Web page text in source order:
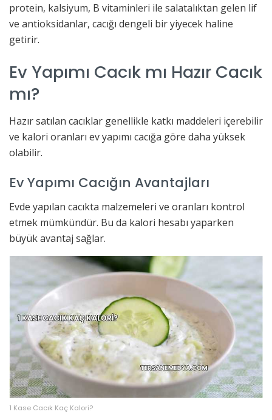
protein, kalsiyum, B vitaminleri ile salatalıktan gelen lif
ve antioksidanlar, cacığı dengeli bir yiyecek haline
getirir.
Ev Yapımı Cacık mı Hazır Cacık
mı?
Hazır satılan cacıklar genellikle katkı maddeleri içerebilir
ve kalori oranları ev yapımı cacığa göre daha yüksek
olabilir.
Ev Yapımı Cacığın Avantajları
Evde yapılan cacıkta malzemeleri ve oranları kontrol
etmek mümkündür. Bu da kalori hesabı yaparken
büyük avantaj sağlar.
1 Kase Cacık Kaç Kalori?